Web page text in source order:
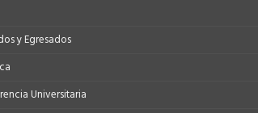
y Egresados
Universitaria